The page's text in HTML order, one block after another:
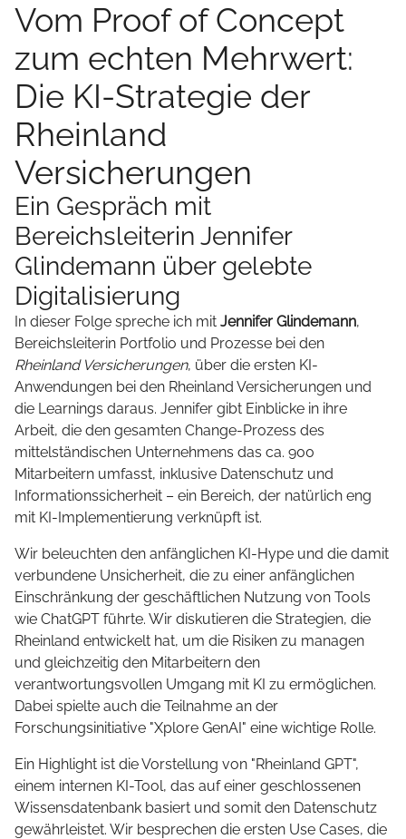
Vom Proof of Concept
zum echten Mehrwert:
Die KI-Strategie der
Rheinland
Versicherungen
Ein Gespräch mit
Bereichsleiterin Jennifer
Glindemann über gelebte
Digitalisierung
In dieser Folge spreche ich mit Jennifer Glindemann,
Bereichsleiterin Portfolio und Prozesse bei den
Rheinland Versicherungen, über die ersten KI-
Anwendungen bei den Rheinland Versicherungen und
die Learnings daraus. Jennifer gibt Einblicke in ihre
Arbeit, die den gesamten Change-Prozess des
mittelständischen Unternehmens das ca. 900
Mitarbeitern umfasst, inklusive Datenschutz und
Informationssicherheit – ein Bereich, der natürlich eng
mit KI-Implementierung verknüpft ist.
Wir beleuchten den anfänglichen KI-Hype und die damit
verbundene Unsicherheit, die zu einer anfänglichen
Einschränkung der geschäftlichen Nutzung von Tools
wie ChatGPT führte. Wir diskutieren die Strategien, die
Rheinland entwickelt hat, um die Risiken zu managen
und gleichzeitig den Mitarbeitern den
verantwortungsvollen Umgang mit KI zu ermöglichen.
Dabei spielte auch die Teilnahme an der
Forschungsinitiative "Xplore GenAI" eine wichtige Rolle.
Ein Highlight ist die Vorstellung von "Rheinland GPT",
einem internen KI-Tool, das auf einer geschlossenen
Wissensdatenbank basiert und somit den Datenschutz
gewährleistet. Wir besprechen die ersten Use Cases, die